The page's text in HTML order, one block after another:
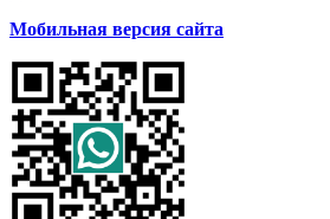
Мобильная версия сайта